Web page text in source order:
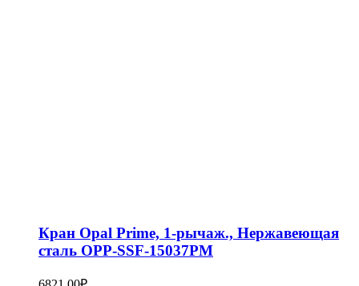
Кран Opal Prime, 1-рычаж., Нержавеющая
сталь OPP-SSF-15037PM